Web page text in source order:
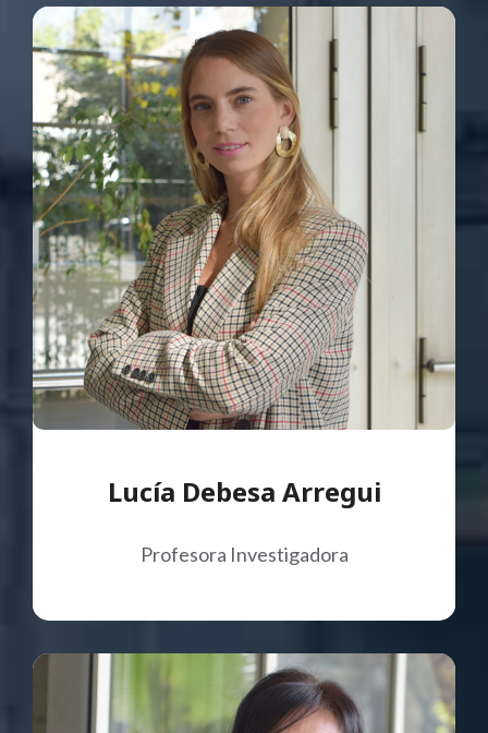
Lucía Debesa Arregui
Profesora Investigadora